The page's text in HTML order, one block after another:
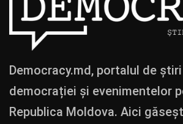
Democracy.md, portalul de
democrației și evenimentelor
Republica Moldova. Aici